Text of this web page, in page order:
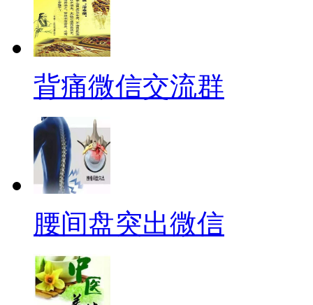
背痛微信交流群
腰间盘突出微信